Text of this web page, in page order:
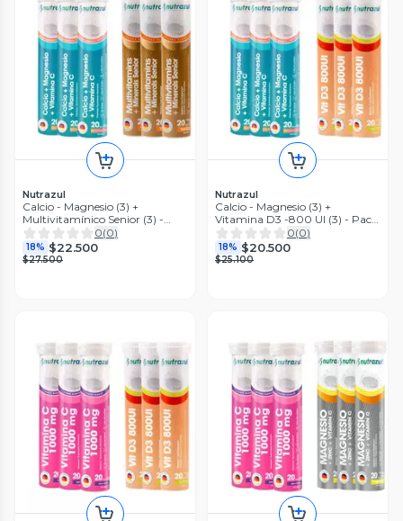
Nutrazul
Calcio - Magnesio (3) +
Multivitamínico Senior (3) -
Pack 6 unidades.
0(0)
18% $22.500
$27.500
Nutrazul
Calcio - Magnesio (3) +
Vitamina D3 -800 UI (3) - Pack
6 unidades.
0(0)
18% $20.500
$25.100